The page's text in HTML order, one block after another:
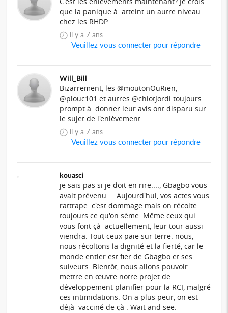
que la panique à atteint un autre niveau
chez les RHDP.
il y a 7 ans
Veuillez vous connecter pour répondre
Will_Bill
Bizarrement, les @moutonOuRien,
@plouc101 et autres @chiotJordi toujours
prompt à donner leur avis ont disparu sur
le sujet de l'enlèvement
il y a 7 ans
Veuillez vous connecter pour répondre
kouasci
je sais pas si je doit en rire...., Gbagbo vous
avait prévenu.... Aujourd'hui, vos actes vous
rattrape. c'est dommage mais on récolte
toujours ce qu'on sème. Même ceux qui
vous font çà actuellement, leur tour aussi
viendra. Tout ceux paie sur terre. nous,
nous récoltons la dignité et la fierté, car le
monde entier est fier de Gbagbo et ses
suiveurs. Bientôt, nous allons pouvoir
mettre en œuvre notre projet de
développement planifier pour la RCI, malgré
ces intimidations. On a plus peur, on est
déjà vacciné de çà . Wait and see.